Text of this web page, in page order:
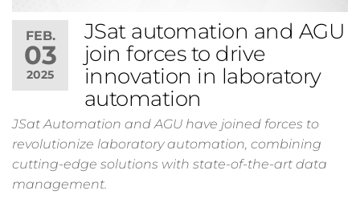
FEB.
03
2025
JSat automation and AGU
join forces to drive
innovation in laboratory
automation
JSat Automation and AGU have joined forces to
revolutionize laboratory automation, combining
cutting-edge solutions with state-of-the-art data
management.